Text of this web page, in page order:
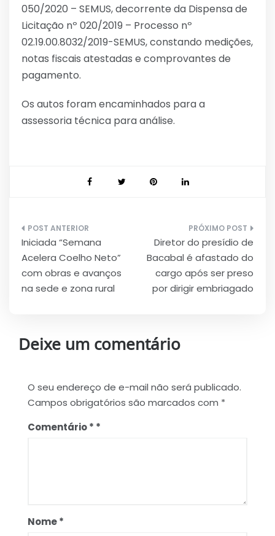
050/2020 – SEMUS, decorrente da Dispensa de
Licitação nº 020/2019 – Processo nº
02.19.00.8032/2019-SEMUS, constando medições,
notas fiscais atestadas e comprovantes de
pagamento.
Os autos foram encaminhados para a
assessoria técnica para análise.
Navegação
de
Post
Iniciada “Semana
Acelera Coelho Neto”
com obras e avanços
na sede e zona rural
Diretor do presídio de
Bacabal é afastado do
cargo após ser preso
por dirigir embriagado
Deixe um comentário
O seu endereço de e-mail não será publicado.
Campos obrigatórios são marcados com *
Comentário*
Nome*